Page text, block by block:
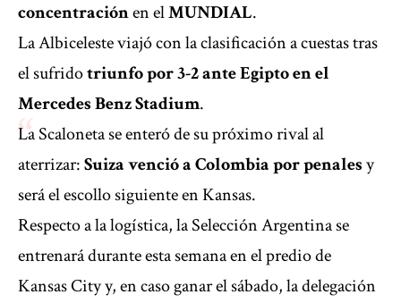
concentraciónen elMUNDIAL.
La Albiceleste viajó con la clasificación a cuestas tras
el sufridotriunfo por 3-2 ante Egipto en el
Mercedes Benz Stadium.
La Scaloneta se enteró de su próximo rival al
aterrizar:Suiza venció a Colombia por penalesy
será el escollo siguiente en Kansas.
Respecto a la logística, la Selección Argentina se
entrenará durante esta semana en el predio de
Kansas City y, en caso ganar el sábado, la delegación